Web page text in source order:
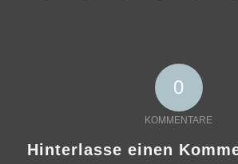
0
KOMMENTARE
Hinterlasse einen